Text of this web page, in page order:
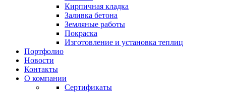
Кирпичная кладка
Заливка бетона
Земляные работы
Покраска
Изготовление и установка теплиц
Портфолио
Новости
Контакты
О компании
Сертификаты